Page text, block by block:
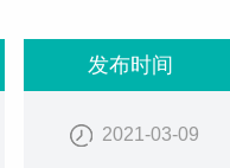
发布时间
2021-03-09